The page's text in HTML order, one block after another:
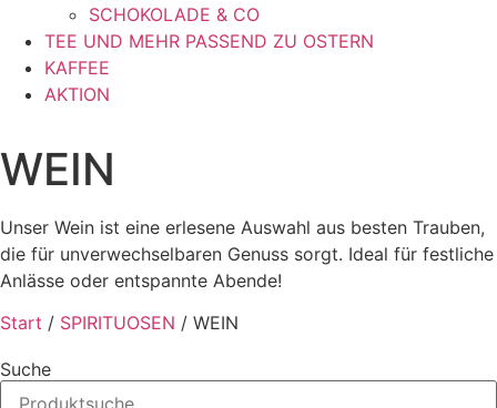
SCHOKOLADE & CO
TEE UND MEHR PASSEND ZU OSTERN
KAFFEE
AKTION
WEIN
Unser Wein ist eine erlesene Auswahl aus besten Trauben,
die für unverwechselbaren Genuss sorgt. Ideal für festliche
Anlässe oder entspannte Abende!
Start / SPIRITUOSEN / WEIN
Suche